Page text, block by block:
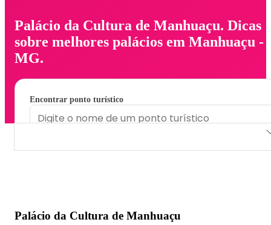
Palácio da Cultura de Manhuaçu. Dicas
sobre melhores palácios em Manhuaçu -
MG.
Encontrar ponto turístico
Palácio da Cultura de Manhuaçu